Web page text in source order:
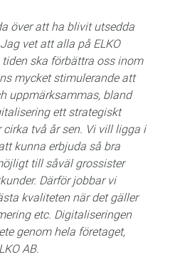
över att ha blivit utsedda
vet att alla på ELKO
ska förbättra oss inom
mycket stimulerande att
uppmärksammas, bland
ett strategiskt
två år sen. Vi vill ligga i
kunna erbjuda så bra
till såväl grossister
Därför jobbar vi
kvaliteten när det gäller
etc. Digitaliseringen
genom hela företaget,
AB.